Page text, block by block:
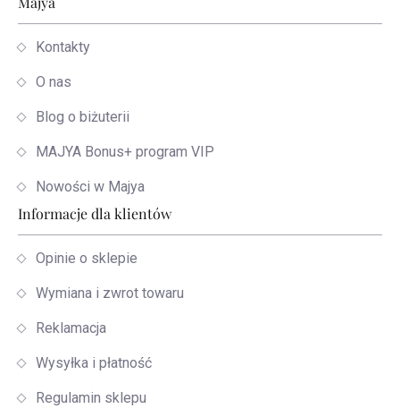
Stopka
Kontakty
O nas
Blog o biżuterii
MAJYA Bonus+ program VIP
Nowości w Majya
Informacje dla klientów
Opinie o sklepie
Wymiana i zwrot towaru
Reklamacja
Wysyłka i płatność
Regulamin sklepu